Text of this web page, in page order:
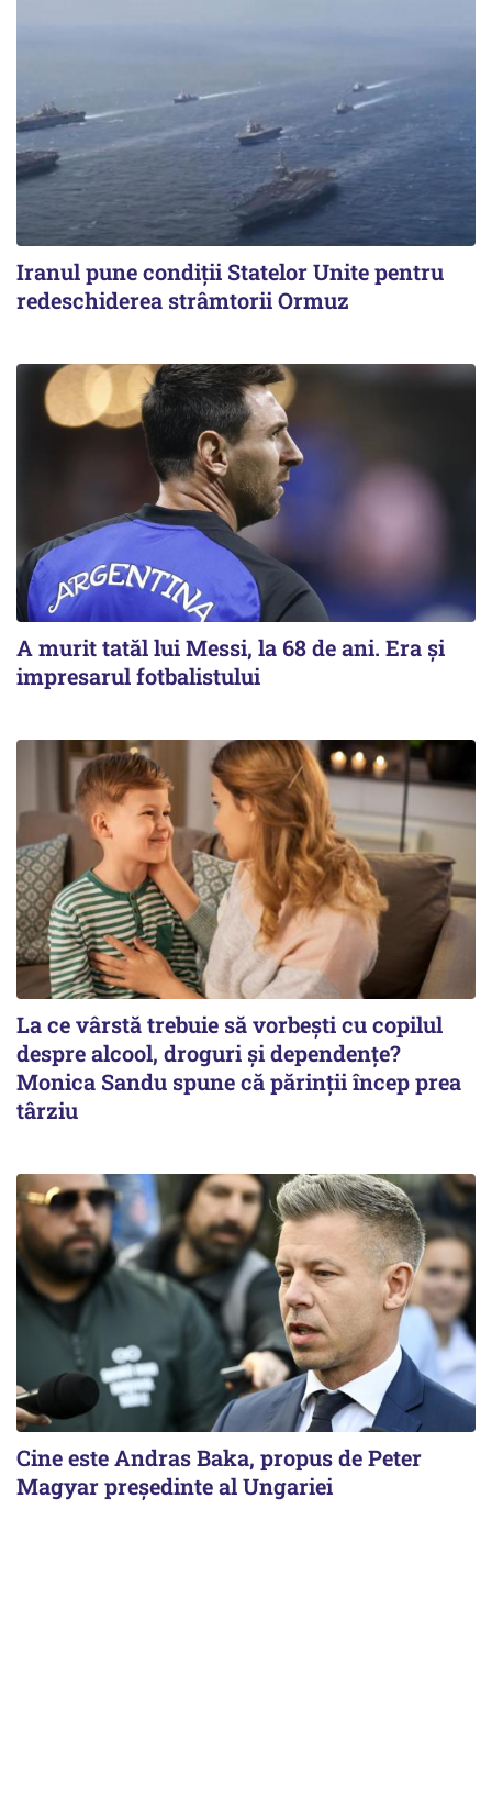
Iranul pune condiții Statelor Unite pentru
redeschiderea strâmtorii Ormuz
A murit tatăl lui Messi, la 68 de ani. Era și
impresarul fotbalistului
La ce vârstă trebuie să vorbești cu copilul
despre alcool, droguri și dependențe?
Monica Sandu spune că părinții încep prea
târziu
Cine este Andras Baka, propus de Peter
Magyar președinte al Ungariei